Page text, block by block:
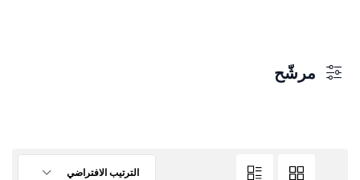
مرشّح
الترتيب الافتراضي